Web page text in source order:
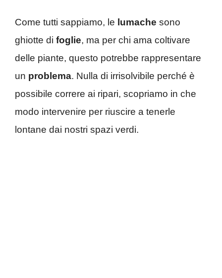
Come tutti sappiamo, le lumache sono
ghiotte di foglie, ma per chi ama coltivare
delle piante, questo potrebbe rappresentare
un problema. Nulla di irrisolvibile perché è
possibile correre ai ripari, scopriamo in che
modo intervenire per riuscire a tenerle
lontane dai nostri spazi verdi.